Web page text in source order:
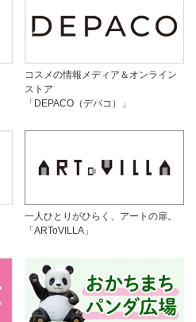
コスメの情報メディア＆オンライン
ストア
「DEPACO（デパコ）」
一人ひとりがひらく、アートの扉。
「ARToVILLA」